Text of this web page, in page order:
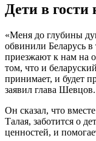
Дети в гости
«Меня до глубины
обвинили Беларусь
приезжают к нам на
том, что и
принимает, и будет
заявил глава Шевцов.
Он сказал, что
Талая, заботится о
ценностей, и